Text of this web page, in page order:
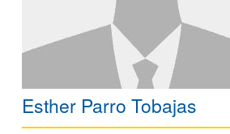
Esther Parro Tobajas